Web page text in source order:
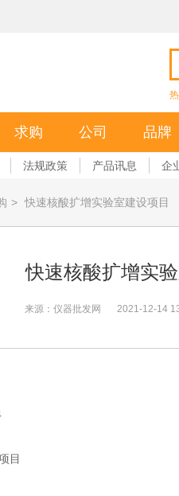
求购 公司 品牌
法规政策 产品讯息 企
> 快速核酸扩增实验室建设项目
快速核酸扩增实
来源：仪器批发网 2021-12-14
目